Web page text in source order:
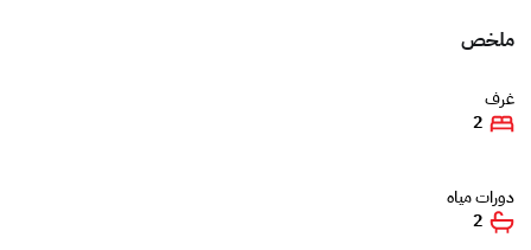
ملخص
غرف
2
دورات مياه
2